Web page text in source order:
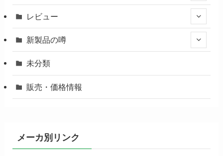
レビュー
新製品の噂
未分類
販売・価格情報
メーカ別リンク